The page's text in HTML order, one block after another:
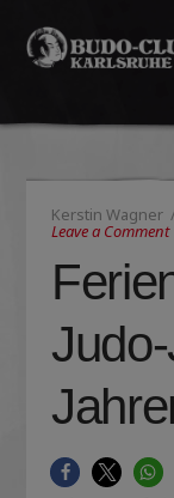
Club
e.V.
Kerstin Wagner
Leave a Comment